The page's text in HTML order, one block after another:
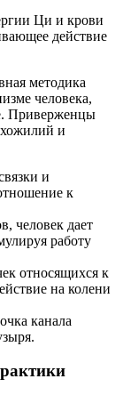
Ци и крови
действие
методика
человека,
Приверженцы
и
и
к
человек дает
работу
относящихся к
на колени
канала